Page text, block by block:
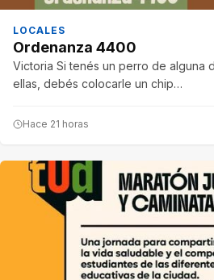
LOCALES
Ordenanza 4400
Victoria Si tenés un perro de alguna
ellas, debés colocarle un chip…
Hace 21 horas